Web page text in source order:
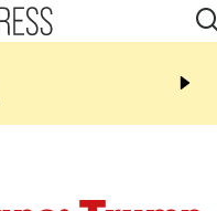
17:59
Corniche - la route du